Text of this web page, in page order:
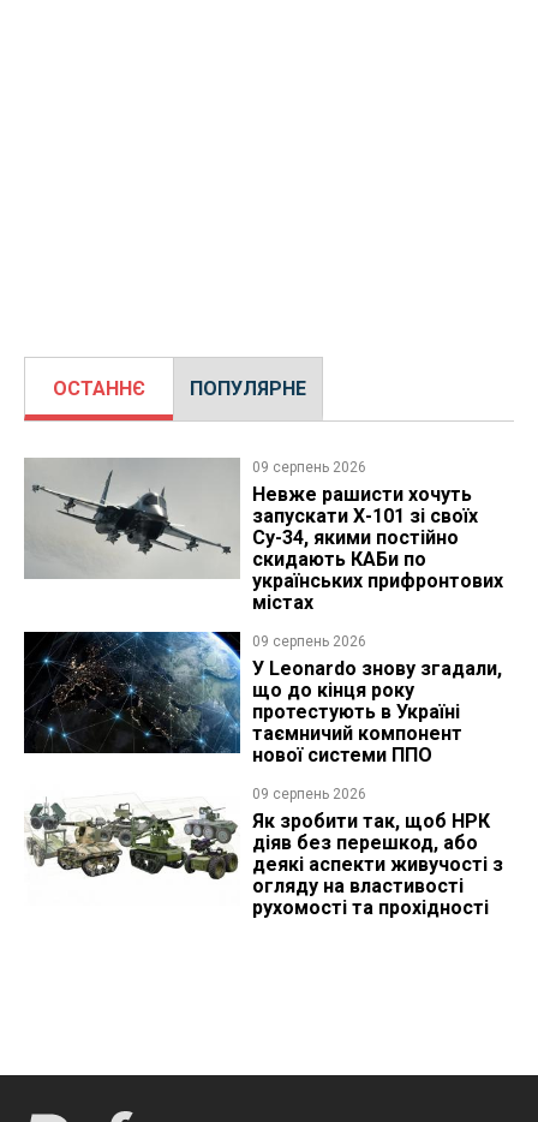
ОСТАННЄ ПОПУЛЯРНЕ
09 серпень 2026
Невже рашисти хочуть
запускати Х-101 зі своїх
Су-34, якими постійно
скидають КАБи по
українських прифронтових
містах
09 серпень 2026
У Leonardo знову згадали,
що до кінця року
протестують в Україні
таємничий компонент
нової системи ППО
09 серпень 2026
Як зробити так, щоб НРК
діяв без перешкод, або
деякі аспекти живучості з
огляду на властивості
рухомості та прохідності